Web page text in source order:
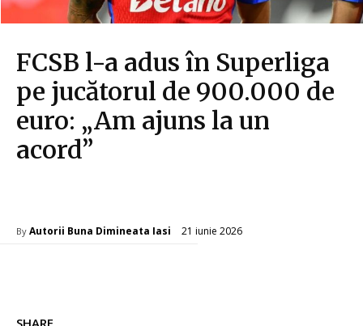
FCSB l-a adus în Superliga
pe jucătorul de 900.000 de
euro: „Am ajuns la un
acord”
By Autorii Buna Dimineata Iasi 21 iunie 2026